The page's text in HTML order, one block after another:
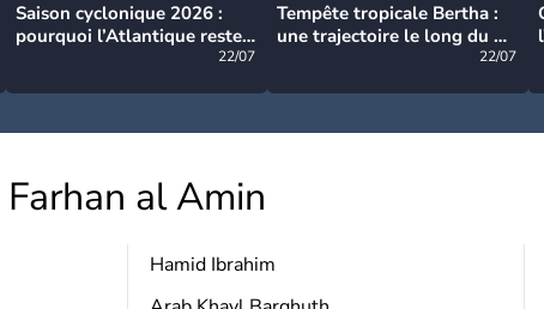
Saison cyclonique 2026 :
pourquoi l’Atlantique reste
22/07
Tempête tropicale Bertha :
une trajectoire le long du du
22/07
Farhan al Amin
Hamid Ibrahim